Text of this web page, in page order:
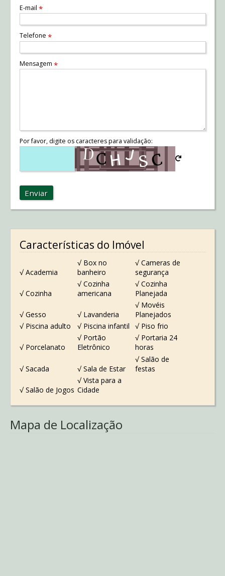
E-mail *
Telefone *
Mensagem *
Por favor, digite os caracteres para validação:
Enviar
Características do Imóvel
√ Academia
√ Box no
banheiro
√ Cameras de
segurança
√ Cozinha
√ Cozinha
americana
√ Cozinha
Planejada
√ Gesso √ Lavanderia
√ Movéis
Planejados
√ Piscina adulto
√ Piscina infantil √ Piso frio
√ Porcelanato
√ Portão
Eletrônico
√ Portaria 24
horas
√ Sacada √ Sala de Estar
√ Salão de
festas
√ Salão de Jogos
√ Vista para a
Cidade
Mapa de Localização